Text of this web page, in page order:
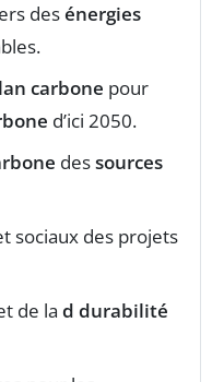
desénergies
carbone pour
d’ici 2050.
dessources
sociaux des projets
de la d durabilité